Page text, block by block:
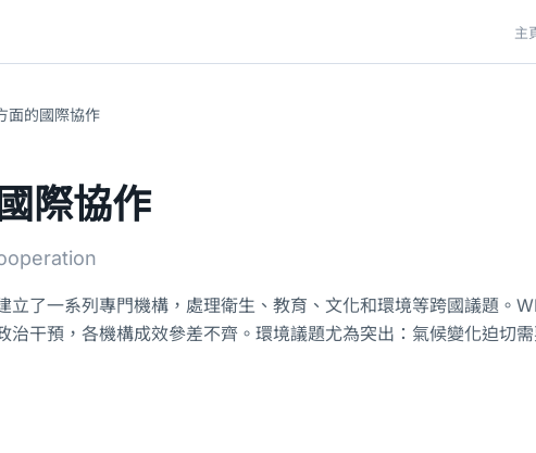
主
面的國際協作
際協作
立了一系列專門機構，處理衛生、教育、文化和環境等跨國議題。
干預，各機構成效參差不齊。環境議題尤為突出：氣候變化迫切